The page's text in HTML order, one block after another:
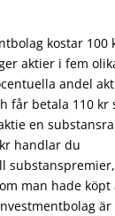
kostar 100
aktier i fem
andel
får betala 110 kr
en
handlar du
man hade köpt